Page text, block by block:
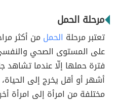
مرحلة الحمل
تعتبر مرحلة الحمل من أكثر
على المستوى الصحي
فترة حملها إلّا عندما تشاهد
أشهر أو أقل يخرج إلى الحياة،
مختلفة من امرأة إلى امرأة